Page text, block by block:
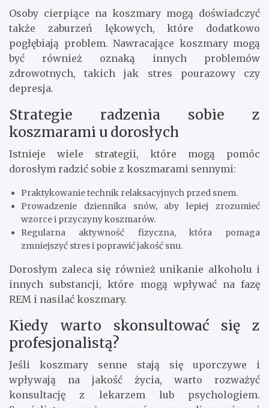
Osoby cierpiące na koszmary mogą doświadczyć
także zaburzeń lękowych, które dodatkowo
pogłębiają problem. Nawracające koszmary mogą
być również oznaką innych problemów
zdrowotnych, takich jak stres pourazowy czy
depresja.
Strategie radzenia sobie z
koszmarami u dorosłych
Istnieje wiele strategii, które mogą pomóc
dorosłym radzić sobie z koszmarami sennymi:
Praktykowanie technik relaksacyjnych przed snem.
Prowadzenie dziennika snów, aby lepiej zrozumieć
wzorce i przyczyny koszmarów.
Regularna aktywność fizyczna, która pomaga
zmniejszyć stres i poprawić jakość snu.
Dorosłym zaleca się również unikanie alkoholu i
innych substancji, które mogą wpływać na fazę
REM i nasilać koszmary.
Kiedy warto skonsultować się z
profesjonalistą?
Jeśli koszmary senne stają się uporczywe i
wpływają na jakość życia, warto rozważyć
konsultację z lekarzem lub psychologiem.